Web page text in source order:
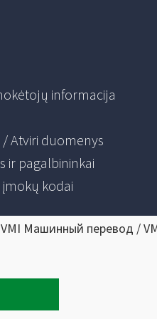
informacija
Atviri duomenys
ir pagalbininkai
įmokų kodai
Машинный перевод /